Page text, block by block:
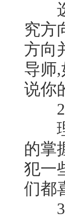
选
究方
方向
导师
说你
2、
理
的掌
犯一
们都
3、